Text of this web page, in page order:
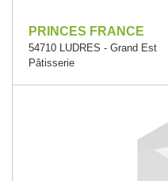
PRINCES FRANCE
54710 LUDRES - Grand Est
Pâtisserie